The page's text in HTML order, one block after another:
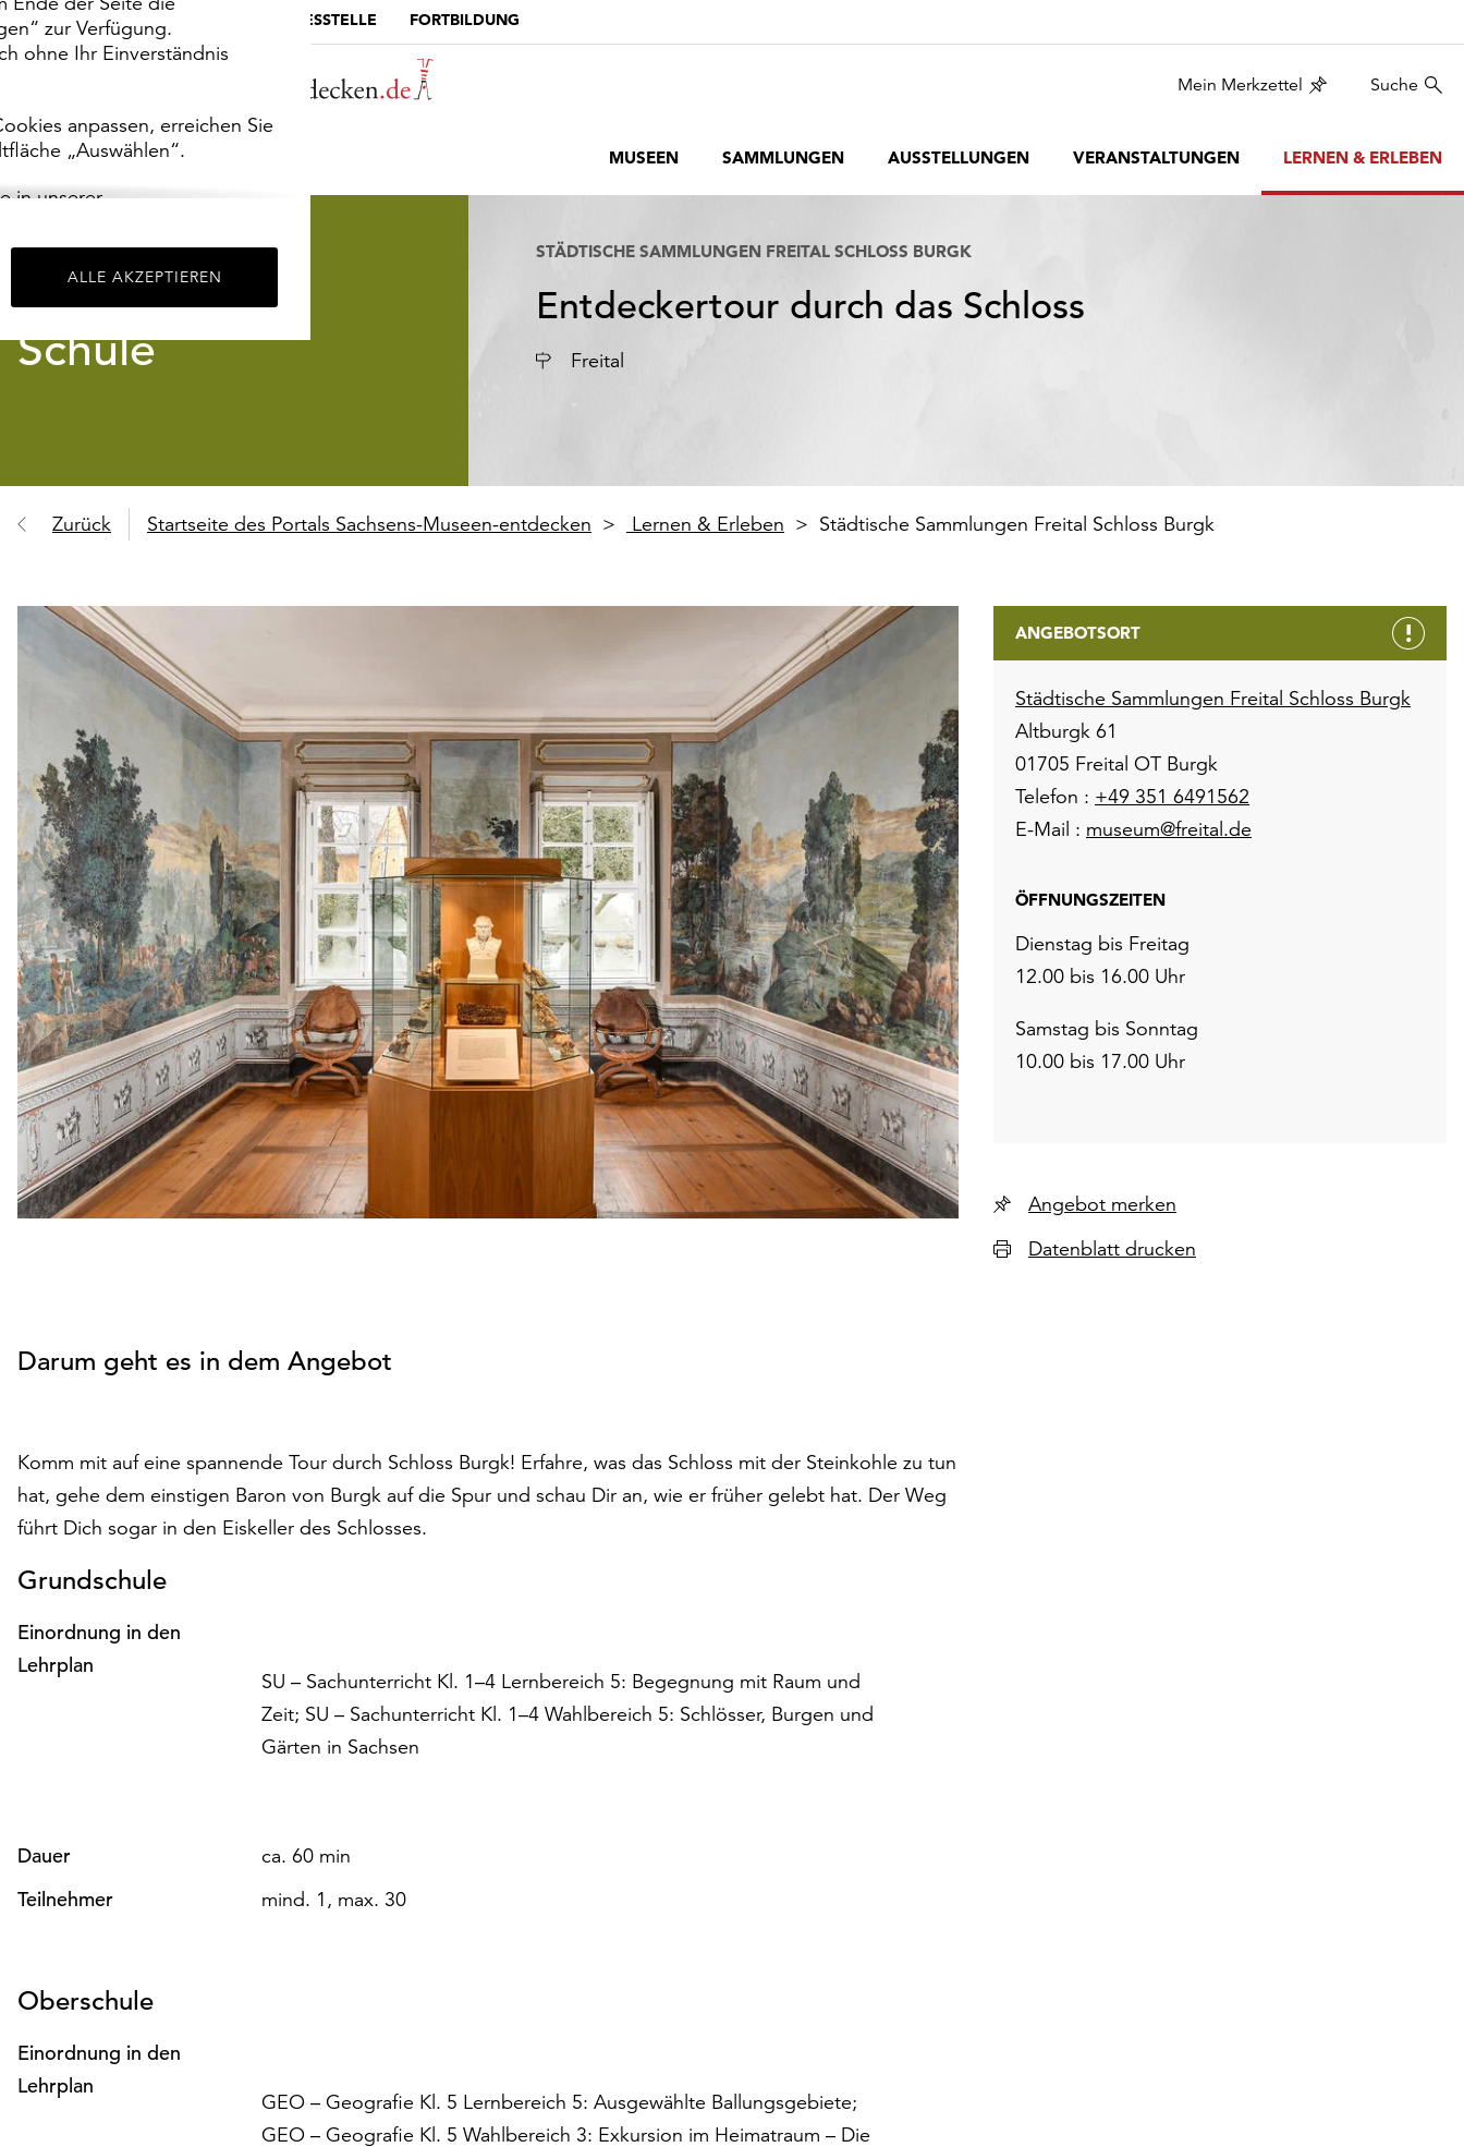
zur Verfügung.
ohne Ihr Einverständnis
anpassen, erreichen Sie
„Auswählen“.
in unserer
ALLE AKZEPTIEREN
MUSEUMSPORTAL DIE LANDESSTELLE FORTBILDUNG
Mein Merkzettel Suche
MUSEEN SAMMLUNGEN AUSSTELLUNGEN VERANSTALTUNGEN LERNEN & ERLEBEN
Schule
STÄDTISCHE SAMMLUNGEN FREITAL SCHLOSS BURGK
Entdeckertour durch das Schloss
Ort Freital
Zurück Startseite des Portals Sachsens-Museen-entdecken Lernen & Erleben Städtische Sammlungen Freital Schloss Burgk
Darum geht es in dem Angebot
Komm mit auf eine spannende Tour durch Schloss Burgk! Erfahre, was das Schloss mit der Steinkohle zu tun
hat, gehe dem einstigen Baron von Burgk auf die Spur und schau Dir an, wie er früher gelebt hat. Der Weg
führt Dich sogar in den Eiskeller des Schlosses.
Grundschule
Einordnung in den
Lehrplan
SU – Sachunterricht Kl. 1–4 Lernbereich 5: Begegnung mit Raum und
Zeit; SU – Sachunterricht Kl. 1–4 Wahlbereich 5: Schlösser, Burgen und
Gärten in Sachsen
Dauer
ca. 60 min
Teilnehmer
mind. 1, max. 30
Oberschule
Einordnung in den
Lehrplan
GEO – Geografie Kl. 5 Lernbereich 5: Ausgewählte Ballungsgebiete;
GEO – Geografie Kl. 5 Wahlbereich 3: Exkursion im Heimatraum – Die
ANGEBOTSORT
Städtische Sammlungen Freital Schloss Burgk
Altburgk 61
01705 Freital OT Burgk
Telefon : +49 351 6491562
E-Mail : museum@freital.de
ÖFFNUNGSZEITEN
Dienstag bis Freitag
12.00 bis 16.00 Uhr
Samstag bis Sonntag
10.00 bis 17.00 Uhr
Angebot merken
Datenblatt drucken